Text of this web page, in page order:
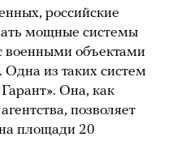
российские
мощные системы
военными объектами
из таких систем
Она, как
позволяет
площади 20